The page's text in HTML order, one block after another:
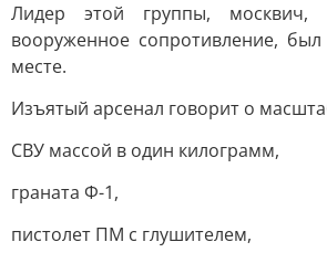
Лидер этой группы, москвич,
вооруженное сопротивление,
месте.
Изъятый арсенал говорит о
СВУ массой в один килограмм,
граната Ф-1,
пистолет ПМ с глушителем,